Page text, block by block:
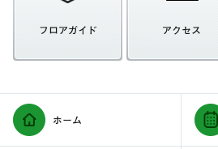
フロアガイド アクセス
ホーム